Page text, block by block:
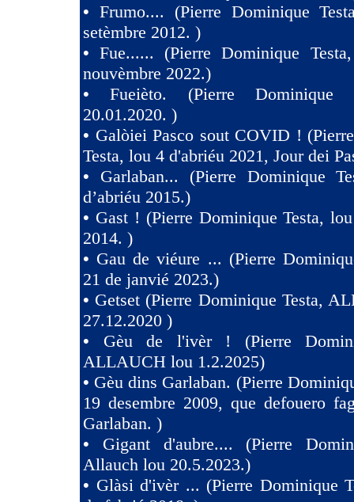
• Frumo.... (Pierre Dominique
setèmbre 2012. )
•Fue...... (Pierre Dominique
nouvèmbre 2022.)
•Fueièto. (Pierre Dominique
20.01.2020. )
• Galòiei Pasco sout COVID !
Testa, lou 4 d'abriéu 2021, Jour dei
• Garlaban... (Pierre Dominique
d’abriéu 2015.)
• Gast ! (Pierre Dominique Testa,
2014. )
• Gau de viéure ... (Pierre
21 de janvié 2023.)
• Getset (Pierre Dominique Testa,
27.12.2020 )
• Gèu de l'ivèr ! (Pierre
ALLAUCH lou 1.2.2025)
• Gèu dins Garlaban. (Pierre
19 desembre 2009, que defouero
Garlaban. )
• Gigant d'aubre.... (Pierre
Allauch lou 20.5.2023.)
• Glàsi d'ivèr ... (Pierre Dominique